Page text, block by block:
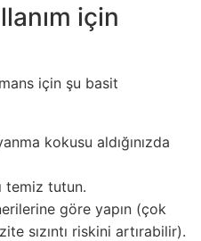
için
için şu basit
kokusu aldığınızda
temiz tutun.
göre yapın (çok
sızıntı riskini artırabilir).